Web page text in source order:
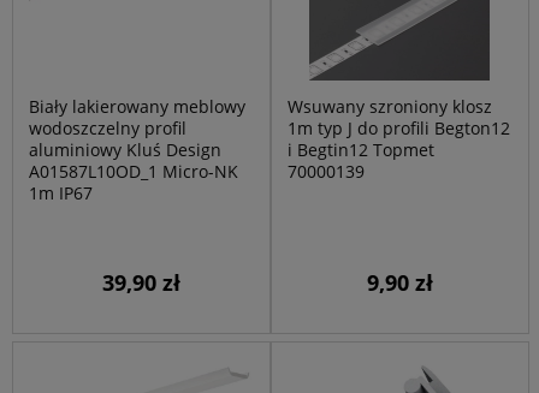
Biały lakierowany meblowy
wodoszczelny profil
aluminiowy Kluś Design
A01587L10OD_1 Micro-NK
1m IP67
39,90 zł
Wsuwany szroniony klosz
1m typ J do profili Begton12
i Begtin12 Topmet
70000139
9,90 zł